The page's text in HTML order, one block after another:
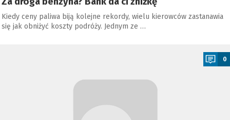
Kiedy ceny paliwa biją kolejne rekordy, wielu kierowców zastanawia
się jak obniżyć koszty podróży. Jednym ze …
0